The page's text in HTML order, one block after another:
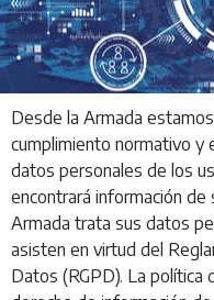
Desde la Armada
cumplimiento normativo y
datos personales de los
encontrará información de
Armada trata sus datos
asisten en virtud del
Datos (RGPD). La política